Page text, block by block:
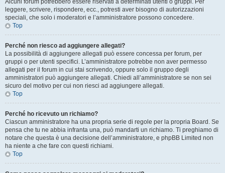
Alcuni forum potrebbero essere riservati a determinati utenti o gruppi. Per
leggere, scrivere, rispondere, ecc., potresti aver bisogno di autorizzazioni
speciali, che solo i moderatori e l’amministratore possono concedere.
Top
Perché non riesco ad aggiungere allegati?
La possibilità di aggiungere allegati può essere concessa per forum, per
gruppi o per utenti specifici. L’amministratore potrebbe non aver permesso
allegati per il forum in cui stai scrivendo, oppure solo il gruppo degli
amministratori può aggiungere allegati. Chiedi all’amministratore se non sei
sicuro del motivo per cui non riesci ad aggiungere allegati.
Top
Perché ho ricevuto un richiamo?
Ciascun amministratore ha una propria serie di regole per la propria Board. Se
pensa che tu ne abbia infranta una, può mandarti un richiamo. Ti preghiamo di
notare che questa è una decisione dell’amministratore, e phpBB Limited non
ha niente a che fare con questi richiami.
Top